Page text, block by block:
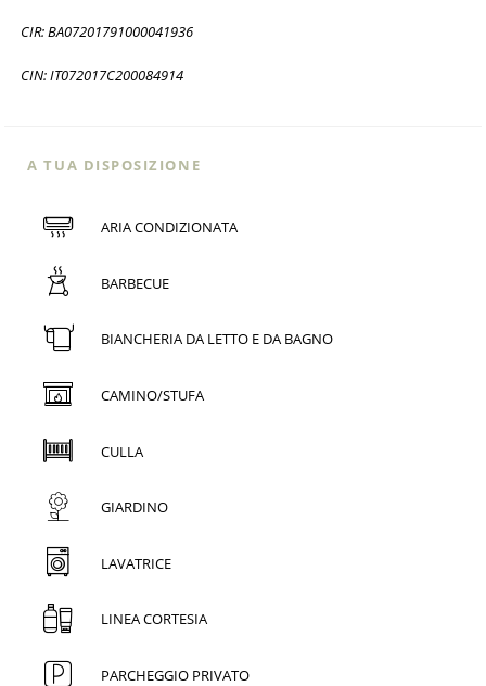
CIR: BA07201791000041936
CIN: IT072017C200084914
A TUA DISPOSIZIONE
ARIA CONDIZIONATA
BARBECUE
BIANCHERIA DA LETTO E DA BAGNO
CAMINO/STUFA
CULLA
GIARDINO
LAVATRICE
LINEA CORTESIA
PARCHEGGIO PRIVATO